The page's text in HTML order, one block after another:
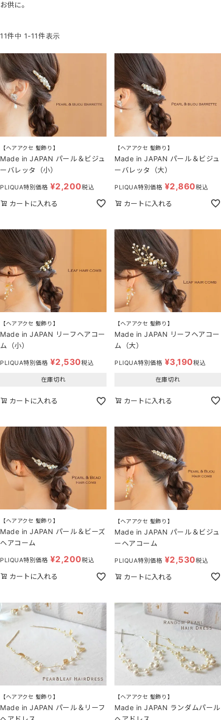
お供に。
11件中 1-11件表示
【ヘアアクセ 髪飾り】
Made in JAPAN パール＆ビジュ
ーバレッタ（小）
PLIQUA特別価格 ¥2,200税込
カートに入れる
【ヘアアクセ 髪飾り】
Made in JAPAN パール＆ビジュ
ーバレッタ（大）
PLIQUA特別価格 ¥2,860税込
カートに入れる
【ヘアアクセ 髪飾り】
Made in JAPAN リーフヘアコー
ム（小）
PLIQUA特別価格 ¥2,530税込
在庫切れ
カートに入れる
【ヘアアクセ 髪飾り】
Made in JAPAN リーフヘアコー
ム（大）
PLIQUA特別価格 ¥3,190税込
在庫切れ
カートに入れる
【ヘアアクセ 髪飾り】
Made in JAPAN パール＆ビーズ
ヘアコーム
PLIQUA特別価格 ¥2,200税込
カートに入れる
【ヘアアクセ 髪飾り】
Made in JAPAN パール＆ビジュ
ーヘアコーム
PLIQUA特別価格 ¥2,530税込
カートに入れる
【ヘアアクセ 髪飾り】
Made in JAPAN パール＆リーフ
【ヘアアクセ 髪飾り】
Made in JAPAN ランダムパール